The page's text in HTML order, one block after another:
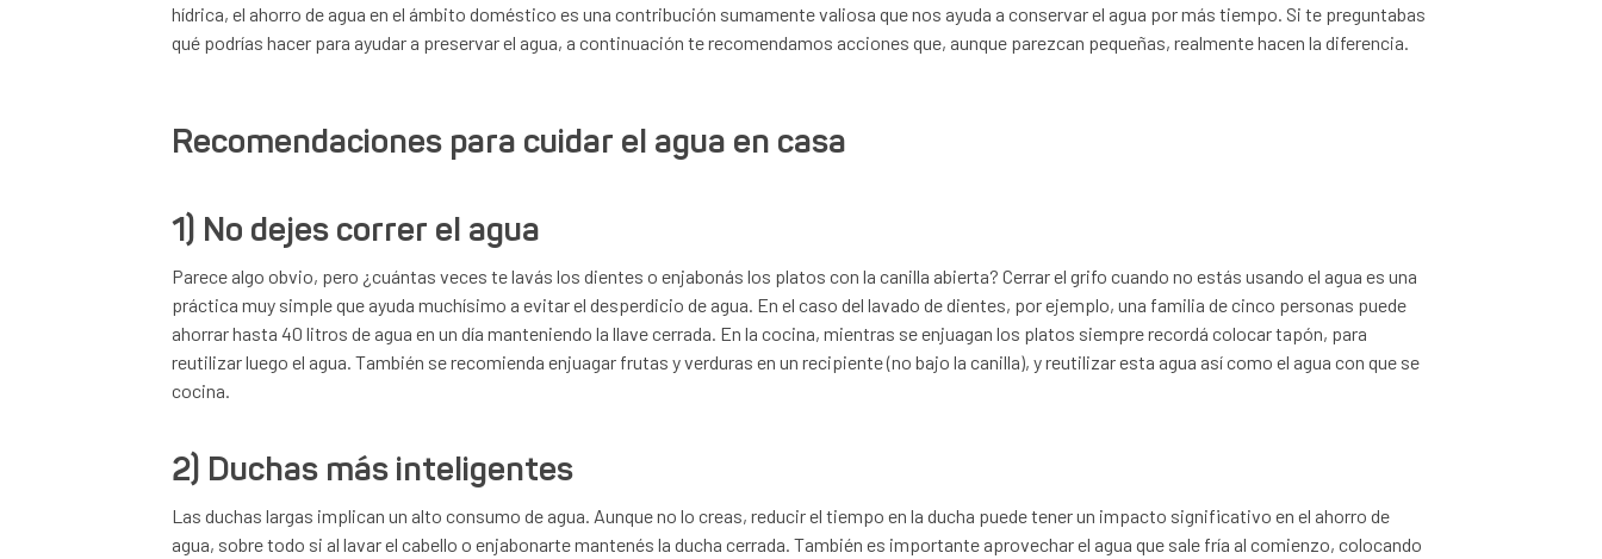
hídrica, el ahorro de agua en el ámbito doméstico es una contribución sumamente valiosa que nos ayuda a conservar el agua por más tiempo. Si te preguntabas
qué podrías hacer para ayudar a preservar el agua, a continuación te recomendamos acciones que, aunque parezcan pequeñas, realmente hacen la diferencia.
Recomendaciones para cuidar el agua en casa
1) No dejes correr el agua
Parece algo obvio, pero ¿cuántas veces te lavás los dientes o enjabonás los platos con la canilla abierta? Cerrar el grifo cuando no estás usando el agua es una
práctica muy simple que ayuda muchísimo a evitar el desperdicio de agua. En el caso del lavado de dientes, por ejemplo, una familia de cinco personas puede
ahorrar hasta 40 litros de agua en un día manteniendo la llave cerrada. En la cocina, mientras se enjuagan los platos siempre recordá colocar tapón, para
reutilizar luego el agua. También se recomienda enjuagar frutas y verduras en un recipiente (no bajo la canilla), y reutilizar esta agua así como el agua con que se
cocina.
2) Duchas más inteligentes
Las duchas largas implican un alto consumo de agua. Aunque no lo creas, reducir el tiempo en la ducha puede tener un impacto significativo en el ahorro de
agua, sobre todo si al lavar el cabello o enjabonarte mantenés la ducha cerrada. También es importante aprovechar el agua que sale fría al comienzo, colocando